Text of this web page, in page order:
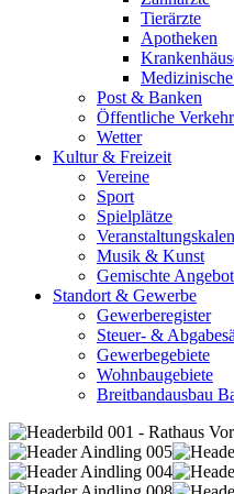
Tierärzte
Apotheken
Post & Banken
Öffentliche
Wetter
Kultur & Freizeit
Vereine
Sport
Spielplätze
Musik & Kunst
Gemischte
Standort & Gewerbe
Gewerberegister
Steuer- &
Gewerbegebiete
Wohnbaugebiete
Breitbandausbau